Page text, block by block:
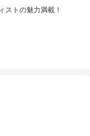
ストの魅力満載！